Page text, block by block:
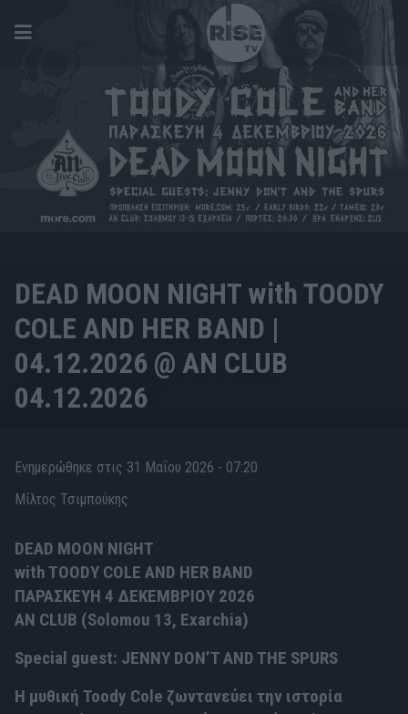
DEAD MOON NIGHT with TOODY
COLE AND HER BAND |
04.12.2026 @ AN CLUB
04.12.2026
MUSIC
Ενημερώθηκε στις 31 Μαΐου 2026 - 07:20
Μίλτος Τσιμπούκης
DEAD MOON NIGHT
with TOODY COLE AND HER BAND
ΠΑΡΑΣΚΕΥΗ 4 ΔΕΚΕΜΒΡΙΟΥ 2026
AN CLUB (Solomou 13, Exarchia)
Special guest: JENNY DON’T AND THE SPURS
Η μυθική Toody Cole ζωντανεύει την ιστορία